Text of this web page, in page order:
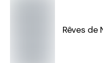
Rêves de